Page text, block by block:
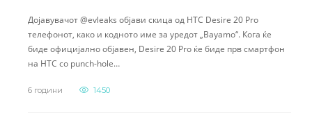
Дојавувачот @evleaks објави скица од HTC Desire 20 Pro
телефонот, како и кодното име за уредот „Bayamo“. Кога ќе
биде официјално објавен, Desire 20 Pro ќе биде прв смартфон
на HTC со punch-hole…
6 години 1450